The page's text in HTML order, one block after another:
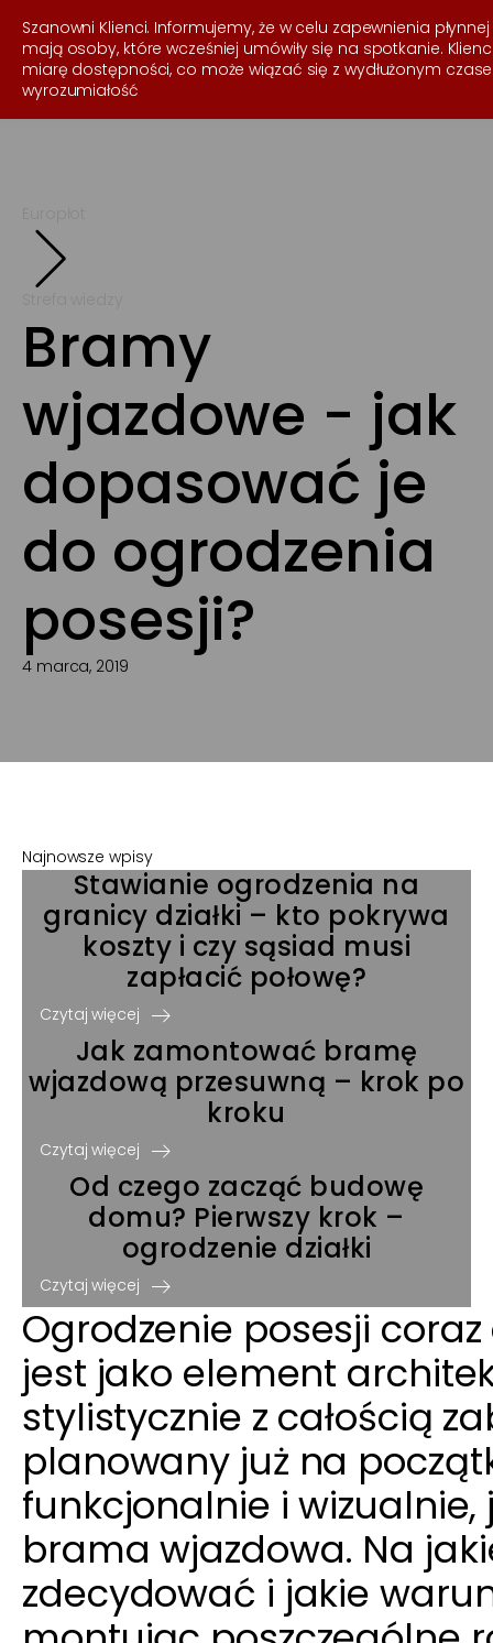
537 255 050
Bramy
wjazdowe - jak
dopasować je
do ogrodzenia
posesji?
4 marca, 2019
Najnowsze wpisy
Stawianie ogrodzenia na
granicy działki – kto pokrywa
koszty i czy sąsiad musi
zapłacić połowę?
Czytaj więcej
Jak zamontować bramę
wjazdową przesuwną – krok po
kroku
Czytaj więcej
Od czego zacząć budowę
domu? Pierwszy krok –
ogrodzenie działki
Czytaj więcej
Ogrodzenie posesji
jest jako element
stylistycznie z całością
planowany już na
funkcjonalnie i wizualnie,
brama wjazdowa. Na
zdecydować i jakie
Szanowni Klienci. Informujemy, że w celu zapewnienia
mają osoby, które wcześniej umówiły się na spotkanie.
miarę dostępności, co może wiązać się z wydłużonym
wyrozumiałość